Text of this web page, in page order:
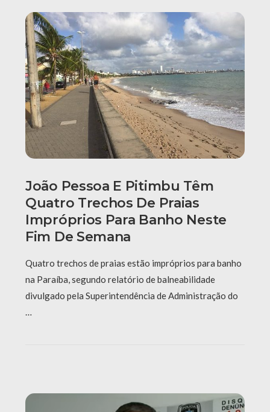
João Pessoa E Pitimbu Têm
Quatro Trechos De Praias
Impróprios Para Banho Neste
Fim De Semana
Quatro trechos de praias estão impróprios para banho
na Paraíba, segundo relatório de balneabilidade
divulgado pela Superintendência de Administração do
…